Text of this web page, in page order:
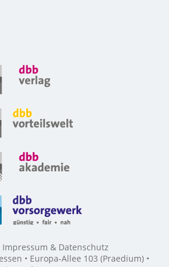
Impressum & Datenschutz
• Europa-Allee 103 (Praedium) •